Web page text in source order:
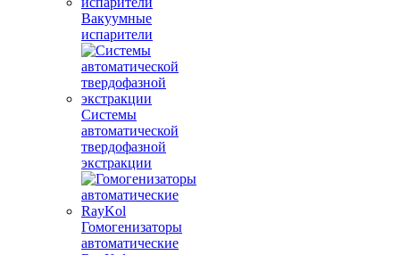
Вакуумные
испарители
Системы
автоматической
твердофазной
экстракции
Гомогенизаторы
автоматические